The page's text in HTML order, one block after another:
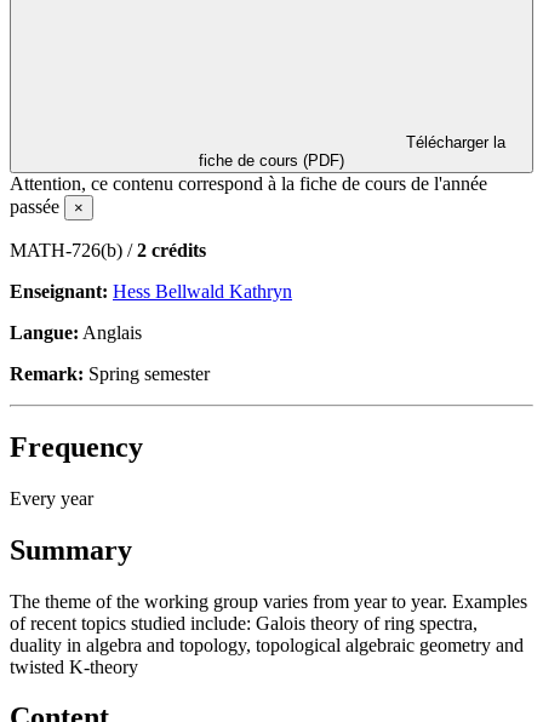
fiche de cours (PDF)
Attention, ce contenu correspond à la fiche de cours de l'année
passée
×
MATH-726(b) /2 crédits
Enseignant: Hess Bellwald Kathryn
Langue: Anglais
Remark: Spring semester
Frequency
Every year
Summary
The theme of the working group varies from year to year. Examples
of recent topics studied include: Galois theory of ring spectra,
duality in algebra and topology, topological algebraic geometry and
twisted K-theory